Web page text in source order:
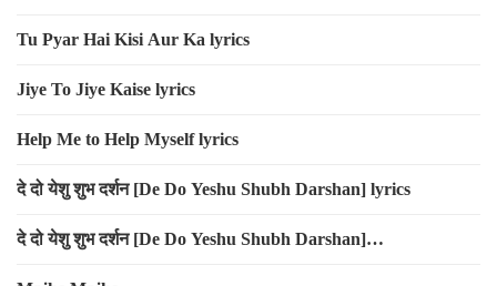
Tu Pyar Hai Kisi Aur Ka lyrics
Jiye To Jiye Kaise lyrics
Help Me to Help Myself lyrics
दे दो येशु शुभ दर्शन [De Do Yeshu Shubh Darshan] lyrics
दे दो येशु शुभ दर्शन [De Do Yeshu Shubh Darshan]